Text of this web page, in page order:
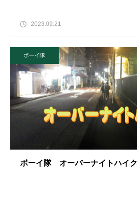
2023.09.21
ボーイ隊
ボーイ隊 オーバーナイトハイク